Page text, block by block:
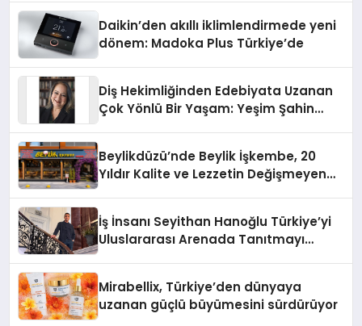
Daikin’den akıllı iklimlendirmede yeni
dönem: Madoka Plus Türkiye’de
Diş Hekimliğinden Edebiyata Uzanan
Çok Yönlü Bir Yaşam: Yeşim Şahin
Beylikdüzü’nde Beylik İşkembe, 20
Yıldır Kalite ve Lezzetin Değişmeyen
İş İnsanı Seyithan Hanoğlu Türkiye’yi
Uluslararası Arenada Tanıtmayı
Mirabellix, Türkiye’den dünyaya
uzanan güçlü büyümesini sürdürüyor